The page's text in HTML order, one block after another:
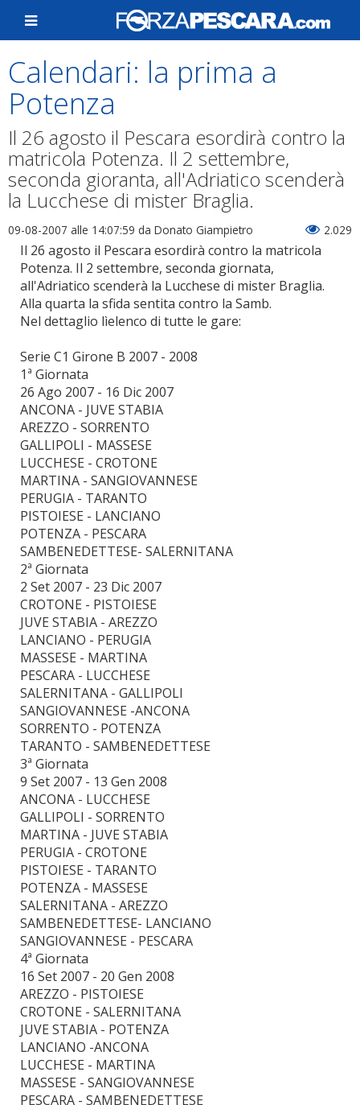
Calendari: la prima a
Potenza
Il 26 agosto il Pescara esordirà contro la
matricola Potenza. Il 2 settembre,
seconda gioranta, all'Adriatico scenderà
la Lucchese di mister Braglia.
09-08-2007 alle 14:07:59 da Donato Giampietro 2.029
Il 26 agosto il Pescara esordirà contro la matricola
Potenza. Il 2 settembre, seconda giornata,
all'Adriatico scenderà la Lucchese di mister Braglia.
Alla quarta la sfida sentita contro la Samb.
Nel dettaglio lìelenco di tutte le gare:
Serie C1 Girone B 2007 - 2008
1ª Giornata
26 Ago 2007 - 16 Dic 2007
ANCONA - JUVE STABIA
AREZZO - SORRENTO
GALLIPOLI - MASSESE
LUCCHESE - CROTONE
MARTINA - SANGIOVANNESE
PERUGIA - TARANTO
PISTOIESE - LANCIANO
POTENZA - PESCARA
SAMBENEDETTESE- SALERNITANA
2ª Giornata
2 Set 2007 - 23 Dic 2007
CROTONE - PISTOIESE
JUVE STABIA - AREZZO
LANCIANO - PERUGIA
MASSESE - MARTINA
PESCARA - LUCCHESE
SALERNITANA - GALLIPOLI
SANGIOVANNESE -ANCONA
SORRENTO - POTENZA
TARANTO - SAMBENEDETTESE
3ª Giornata
9 Set 2007 - 13 Gen 2008
ANCONA - LUCCHESE
GALLIPOLI - SORRENTO
MARTINA - JUVE STABIA
PERUGIA - CROTONE
PISTOIESE - TARANTO
POTENZA - MASSESE
SALERNITANA - AREZZO
SAMBENEDETTESE- LANCIANO
SANGIOVANNESE - PESCARA
4ª Giornata
16 Set 2007 - 20 Gen 2008
AREZZO - PISTOIESE
CROTONE - SALERNITANA
JUVE STABIA - POTENZA
LANCIANO -ANCONA
LUCCHESE - MARTINA
MASSESE - SANGIOVANNESE
PESCARA - SAMBENEDETTESE